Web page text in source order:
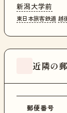
新潟大学前
東日本旅客鉄道 越
近隣の
郵便番号